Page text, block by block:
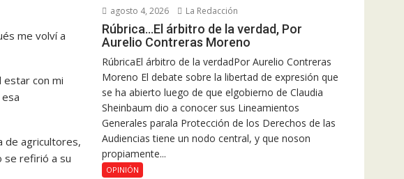
me volví a
estar con mi
de agricultores,
se refirió a su
agosto 4, 2026 La Redacción
Rúbrica…El árbitro de la verdad, Por
Aurelio Contreras Moreno
RúbricaEl árbitro de la verdadPor Aurelio Contreras
Moreno El debate sobre la libertad de expresión que
se ha abierto luego de que elgobierno de Claudia
Sheinbaum dio a conocer sus Lineamientos
Generales parala Protección de los Derechos de las
Audiencias tiene un nodo central, y que noson
propiamente...
OPINIÓN